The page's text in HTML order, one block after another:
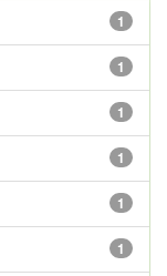
1
1
1
1
1
1